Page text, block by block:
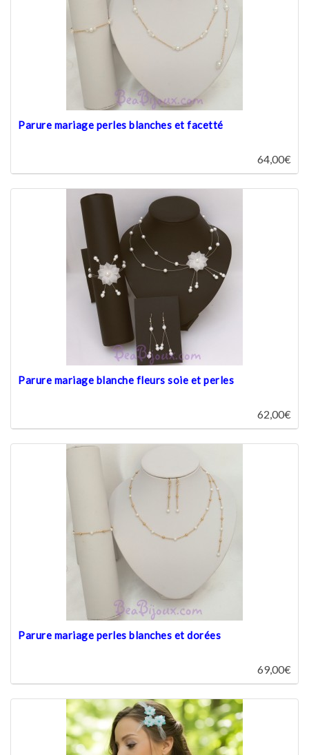
Parure mariage perles blanches et facetté
64,00€
Parure mariage blanche fleurs soie et perles
62,00€
Parure mariage perles blanches et dorées
69,00€